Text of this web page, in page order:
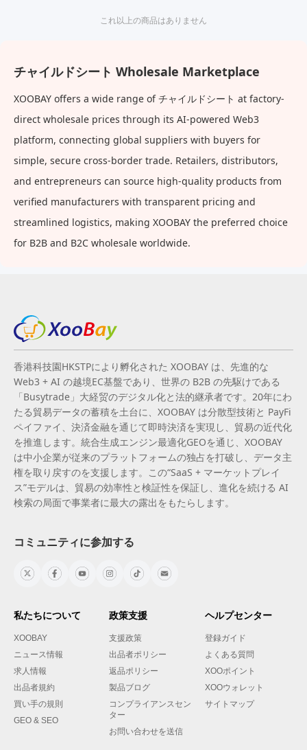
これ以上の商品はありません
チャイルドシート Wholesale Marketplace
XOOBAY offers a wide range of チャイルドシート at factory-
direct wholesale prices through its AI-powered Web3
platform, connecting global suppliers with buyers for
simple, secure cross-border trade. Retailers, distributors,
and entrepreneurs can source high-quality products from
verified manufacturers with transparent pricing and
streamlined logistics, making XOOBAY the preferred choice
for B2B and B2C wholesale worldwide.
香港科技園HKSTPにより孵化された XOOBAY は、先進的な
Web3 + AI の越境EC基盤であり、世界の B2B の先駆けである
「Busytrade」大経贸のデジタル化と法的継承者です。20年にわ
たる貿易データの蓄積を土台に、XOOBAY は分散型技術と PayFi
ペイファイ、決済金融を通じて即時決済を実現し、貿易の近代化
を推進します。統合生成エンジン最適化GEOを通じ、XOOBAY
は中小企業が従来のプラットフォームの独占を打破し、データ主
権を取り戻すのを支援します。この“SaaS + マーケットプレイ
ス”モデルは、貿易の効率性と検証性を保証し、進化を続ける AI
検索の局面で事業者に最大の露出をもたらします。
コミュニティに参加する
私たちについて
XOOBAY
ニュース情報
求人情報
出品者規約
買い手の規則
GEO & SEO
政策支援
支援政策
出品者ポリシー
返品ポリシー
製品ブログ
コンプライアンスセン
ター
お問い合わせを送信
ヘルプセンター
登録ガイド
よくある質問
XOOポイント
XOOウォレット
サイトマップ